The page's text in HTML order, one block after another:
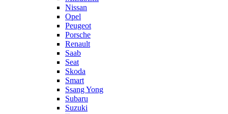
Nissan
Opel
Peugeot
Porsche
Renault
Saab
Seat
Skoda
Smart
Ssang Yong
Subaru
Suzuki